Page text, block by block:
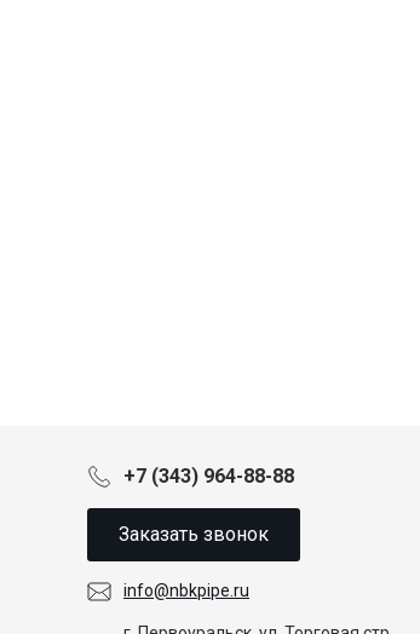
+7 (343) 964-88-88
Заказать звонок
info@nbkpipe.ru